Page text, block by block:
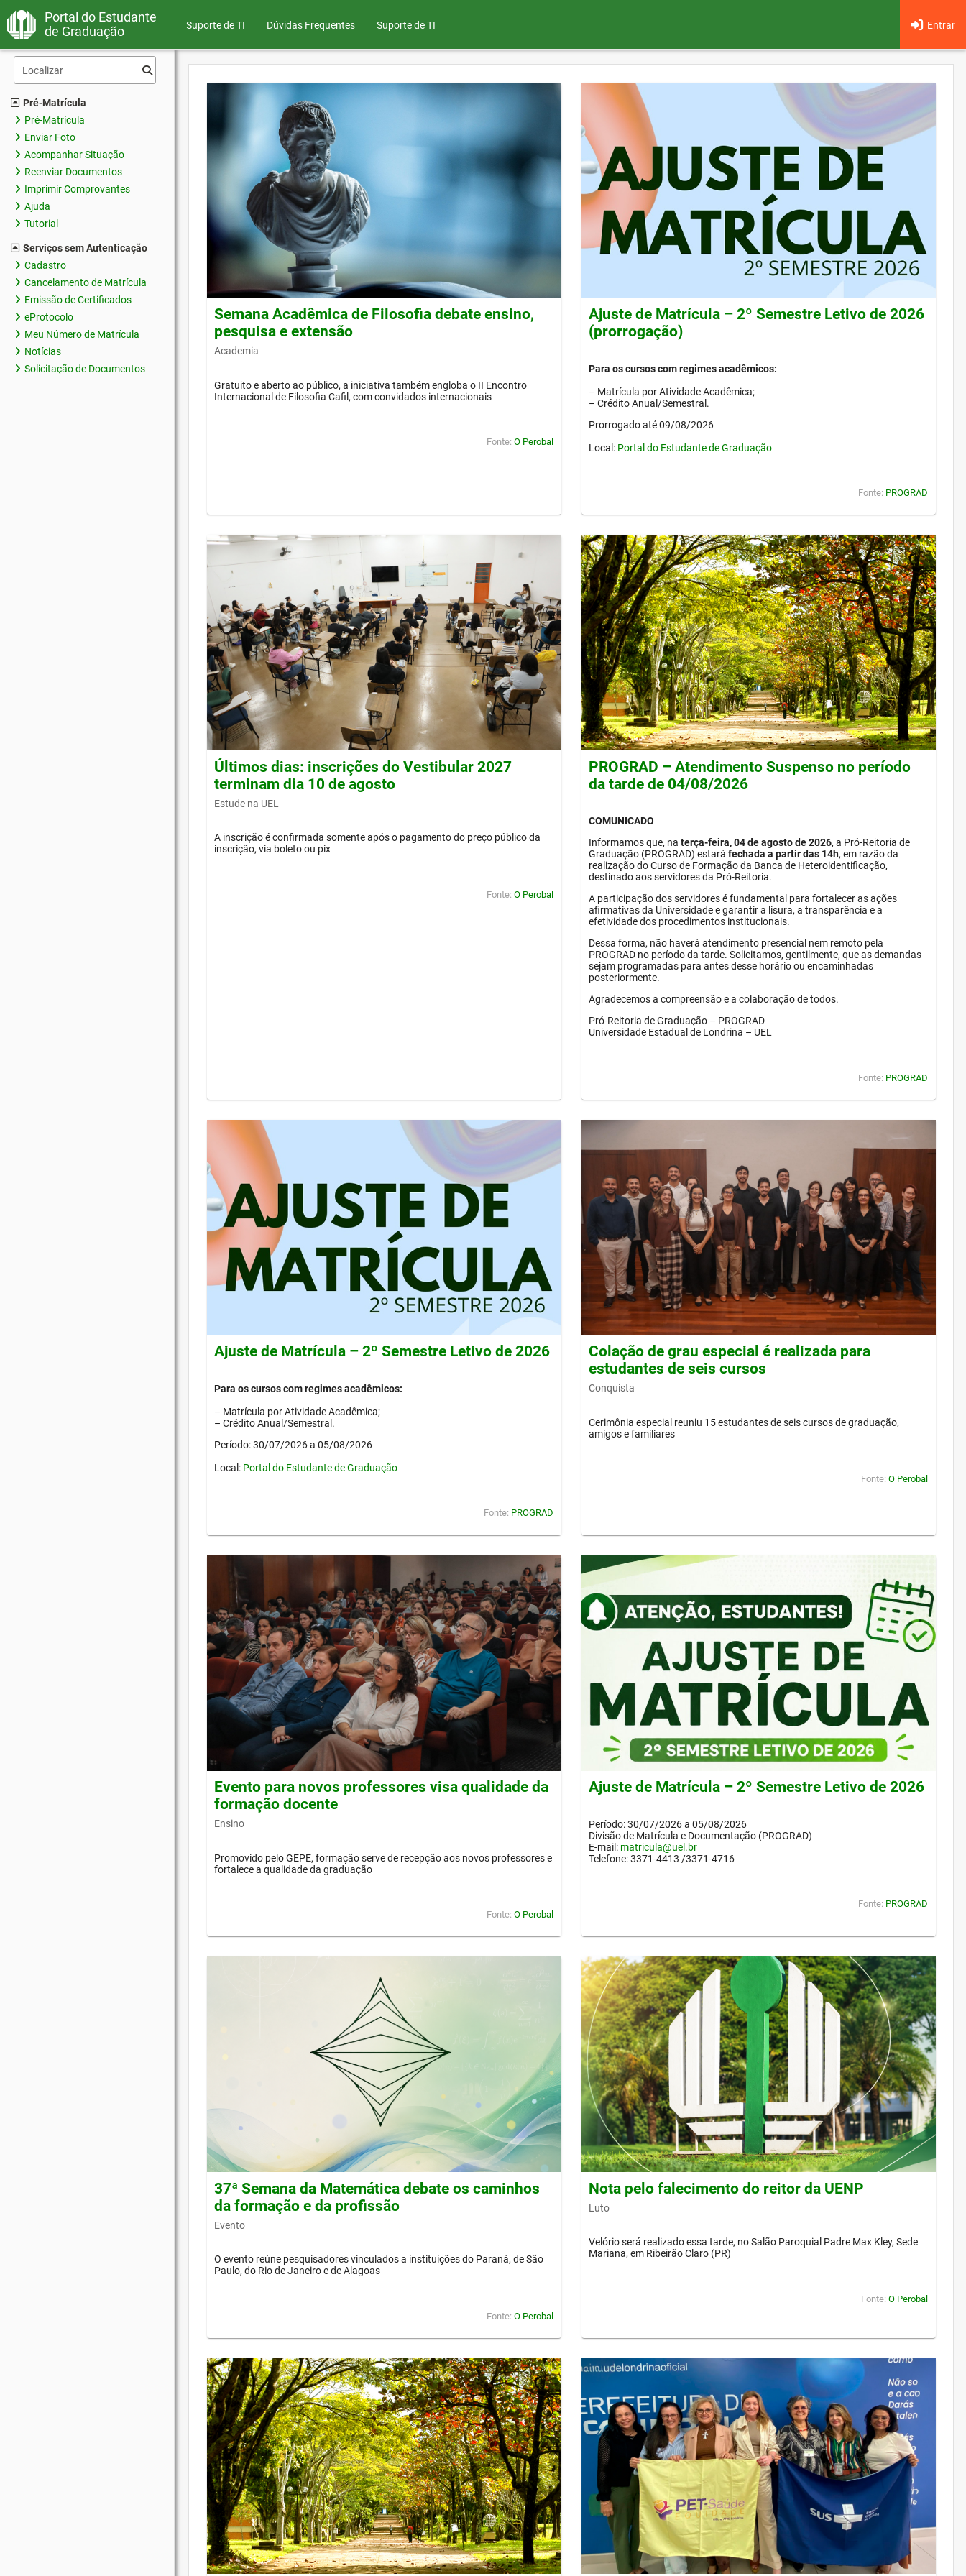
Portal do Estudante
de Graduação
Suporte de TI Dúvidas Frequentes Entrar
Suporte de TI
Pré-Matrícula
Pré-Matrícula
Enviar Foto
Acompanhar Situação
Reenviar Documentos
Imprimir Comprovantes
Ajuda
Tutorial
Serviços sem Autenticação
Cadastro
Cancelamento de Matrícula
Emissão de Certificados
eProtocolo
Meu Número de Matrícula
Notícias
Solicitação de Documentos
Semana Acadêmica de Filosofia debate ensino,
pesquisa e extensão
Academia
Gratuito e aberto ao público, a iniciativa também engloba o II Encontro
Internacional de Filosofia Cafil, com convidados internacionais
Fonte: O Perobal
Ajuste de Matrícula – 2º Semestre Letivo de 2026
(prorrogação)
Para os cursos com regimes acadêmicos:
– Matrícula por Atividade Acadêmica;
– Crédito Anual/Semestral.
Prorrogado até 09/08/2026
Local: Portal do Estudante de Graduação
Fonte: PROGRAD
Últimos dias: inscrições do Vestibular 2027
terminam dia 10 de agosto
Estude na UEL
A inscrição é confirmada somente após o pagamento do preço público da
inscrição, via boleto ou pix
Fonte: O Perobal
PROGRAD – Atendimento Suspenso no período
da tarde de 04/08/2026
COMUNICADO
Informamos que, na terça-feira, 04 de agosto de 2026, a Pró-Reitoria de
Graduação (PROGRAD) estará fechada a partir das 14h, em razão da
realização do Curso de Formação da Banca de Heteroidentificação,
destinado aos servidores da Pró-Reitoria.
A participação dos servidores é fundamental para fortalecer as ações
afirmativas da Universidade e garantir a lisura, a transparência e a
efetividade dos procedimentos institucionais.
Dessa forma, não haverá atendimento presencial nem remoto pela
PROGRAD no período da tarde. Solicitamos, gentilmente, que as demandas
sejam programadas para antes desse horário ou encaminhadas
posteriormente.
Agradecemos a compreensão e a colaboração de todos.
Pró-Reitoria de Graduação – PROGRAD
Universidade Estadual de Londrina – UEL
Fonte: PROGRAD
Ajuste de Matrícula – 2º Semestre Letivo de 2026
Para os cursos com regimes acadêmicos:
– Matrícula por Atividade Acadêmica;
– Crédito Anual/Semestral.
Período: 30/07/2026 a 05/08/2026
Local: Portal do Estudante de Graduação
Fonte: PROGRAD
Colação de grau especial é realizada para
estudantes de seis cursos
Conquista
Cerimônia especial reuniu 15 estudantes de seis cursos de graduação,
amigos e familiares
Fonte: O Perobal
Evento para novos professores visa qualidade da
formação docente
Ensino
Promovido pelo GEPE, formação serve de recepção aos novos professores e
fortalece a qualidade da graduação
Fonte: O Perobal
Ajuste de Matrícula – 2º Semestre Letivo de 2026
Período: 30/07/2026 a 05/08/2026
Divisão de Matrícula e Documentação (PROGRAD)
E-mail: matricula@uel.br
Telefone: 3371-4413 /3371-4716
Fonte: PROGRAD
37ª Semana da Matemática debate os caminhos
da formação e da profissão
Evento
O evento reúne pesquisadores vinculados a instituições do Paraná, de São
Paulo, do Rio de Janeiro e de Alagoas
Fonte: O Perobal
Nota pelo falecimento do reitor da UENP
Luto
Velório será realizado essa tarde, no Salão Paroquial Padre Max Kley, Sede
Mariana, em Ribeirão Claro (PR)
Fonte: O Perobal